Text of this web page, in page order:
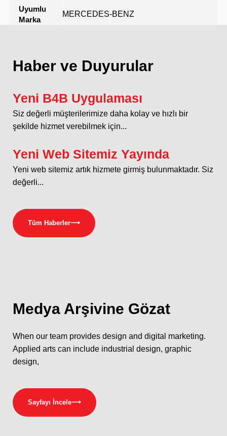
Uyumlu
Marka
MERCEDES-BENZ
Haber ve Duyurular
Yeni B4B Uygulaması
Siz değerli müşterilerimize daha kolay ve hızlı bir
şekilde hizmet verebilmek için...
Yeni Web Sitemiz Yayında
Yeni web sitemiz artık hizmete girmiş bulunmaktadır. Siz
değerli...
Tüm Haberler⟶
Medya Arşivine Gözat
When our team provides design and digital marketing.
Applied arts can include industrial design, graphic
design,
Sayfayı İncele⟶